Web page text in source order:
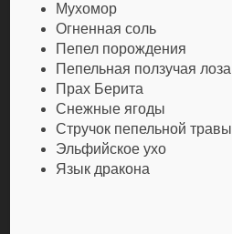
Мухомор
Огненная соль
Пепел порождения
Пепельная ползучая лоза
Прах Берита
Снежные ягоды
Стручок пепельной травы
Эльфийское ухо
Язык дракона